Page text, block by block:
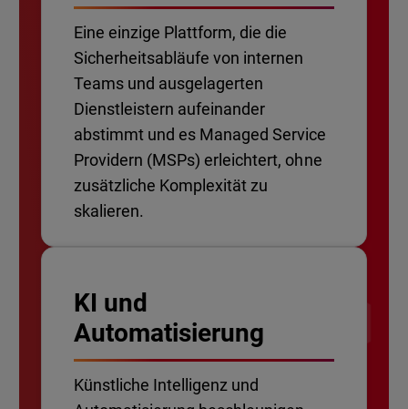
Eine einzige Plattform, die die
Sicherheitsabläufe von internen
Teams und ausgelagerten
Dienstleistern aufeinander
abstimmt und es Managed Service
Providern (MSPs) erleichtert, ohne
zusätzliche Komplexität zu
skalieren.
KI und
Automatisierung
Künstliche Intelligenz und